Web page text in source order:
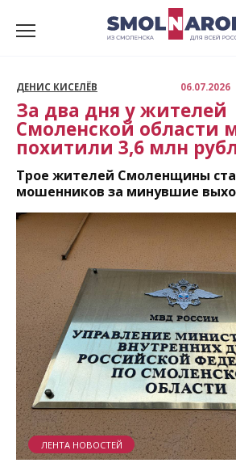
ДЕНИС КИСЕЛЁВ 06.07.2026
За два дня у жителей
Смоленской области
похитили 3,6 млн
Трое жителей Смоленщины
мошенников за минувшие
ЛЕНТА НОВОСТЕЙ